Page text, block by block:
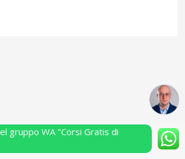
by Performarsi S.a.s.
gruppo WA "Corsi Gratis di